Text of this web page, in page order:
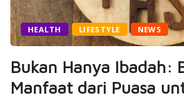
HEALTH LIFESTYLE NEWS
Bukan Hanya Ibadah:
Manfaat dari Puasa